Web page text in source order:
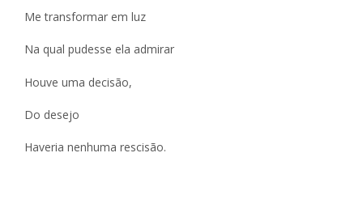
Me transformar em luz
Na qual pudesse ela admirar
Houve uma decisão,
Do desejo
Haveria nenhuma rescisão.